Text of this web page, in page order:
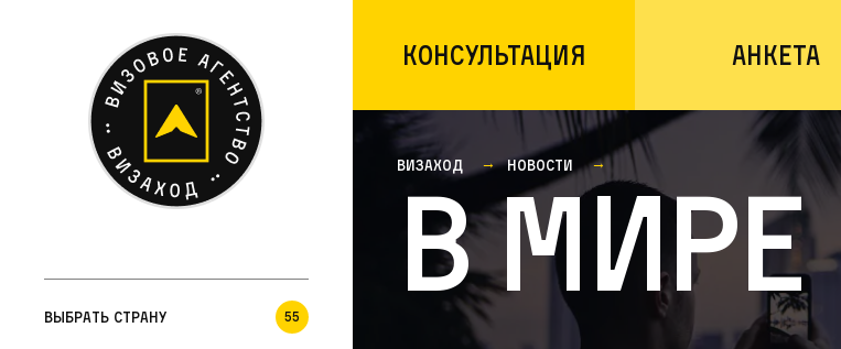
Консультация Анкета
Выбрать страну 55
Визаход Новости
В мире